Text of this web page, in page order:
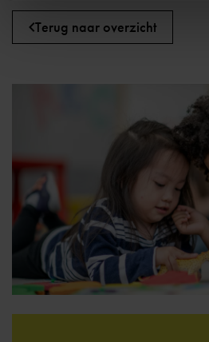
Terug naar overzicht